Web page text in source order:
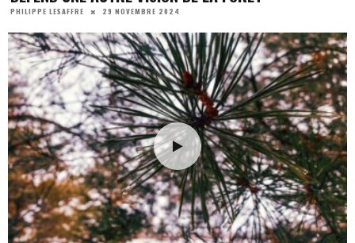
PHILIPPE LESAFFRE 29 NOVEMBRE 2024